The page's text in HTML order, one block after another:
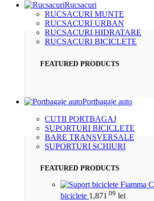
Rucsacuri
RUCSACURI MUNTE
RUCSACURI URBAN
RUCSACURI HIDRATARE
RUCSACURI BICICLETE
FEATURED PRODUCTS
Portbagaje auto
CUTII PORTBAGAJ
SUPORTURI BICICLETE
BARE TRANSVERSALE
SUPORTURI SCHIURI
FEATURED PRODUCTS
biciclete 1,871 .09 lei